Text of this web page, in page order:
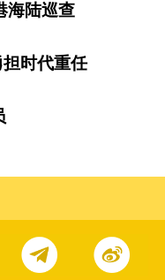
海陆巡查
时代重任